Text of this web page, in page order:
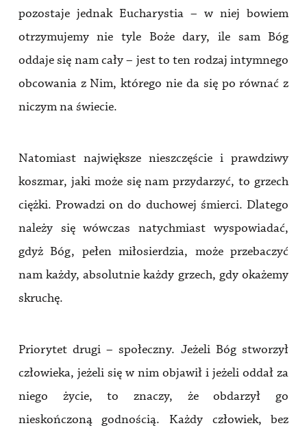
pozostaje jednak Eucharystia – w niej bowiem
otrzymujemy nie tyle Boże dary, ile sam Bóg
oddaje się nam cały – jest to ten rodzaj intymnego
obcowania z Nim, którego nie da się po równać z
niczym na świecie.
Natomiast największe nieszczęście i prawdziwy
koszmar, jaki może się nam przydarzyć, to grzech
ciężki. Prowadzi on do duchowej śmierci. Dlatego
należy się wówczas natychmiast wyspowiadać,
gdyż Bóg, pełen miłosierdzia, może przebaczyć
nam każdy, absolutnie każdy grzech, gdy okażemy
skruchę.
Priorytet drugi – społeczny. Jeżeli Bóg stworzył
człowieka, jeżeli się w nim objawił i jeżeli oddał za
niego życie, to znaczy, że obdarzył go
nieskończoną godnością. Każdy człowiek, bez